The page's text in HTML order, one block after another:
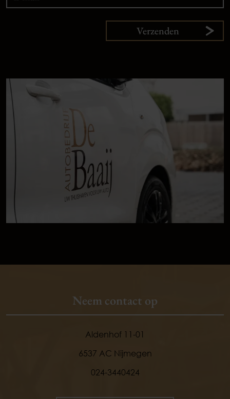
Verzenden
Neem contact op
Aldenhof 11-01
6537 AC Nijmegen
024-3440424